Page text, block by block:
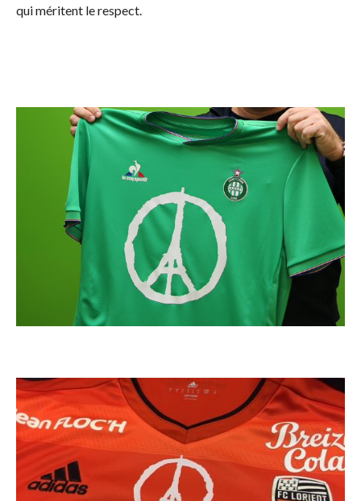
qui méritent le respect.